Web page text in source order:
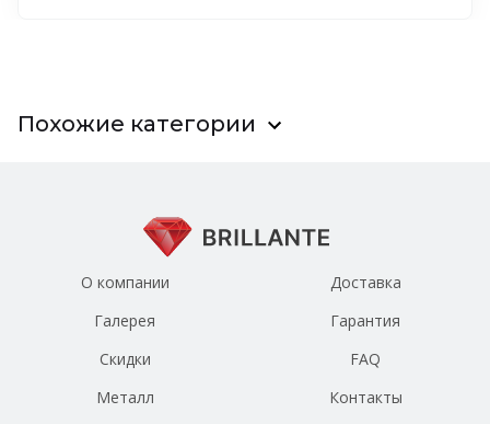
Похожие категории
О компании
Галерея
Скидки
Металл
Доставка
Гарантия
FAQ
Контакты